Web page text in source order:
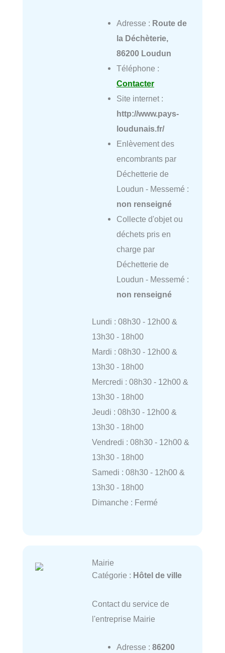
Adresse : Route de
la Déchèterie,
86200 Loudun
Téléphone :
Contacter
Site internet :
http://www.pays-
loudunais.fr/
Enlèvement des
encombrants par
Déchetterie de
Loudun - Messemé :
non renseigné
Collecte d'objet ou
déchets pris en
charge par
Déchetterie de
Loudun - Messemé :
non renseigné
Lundi : 08h30 - 12h00 &
13h30 - 18h00
Mardi : 08h30 - 12h00 &
13h30 - 18h00
Mercredi : 08h30 - 12h00 &
13h30 - 18h00
Jeudi : 08h30 - 12h00 &
13h30 - 18h00
Vendredi : 08h30 - 12h00 &
13h30 - 18h00
Samedi : 08h30 - 12h00 &
13h30 - 18h00
Dimanche : Fermé
Mairie
Catégorie : Hôtel de ville
Contact du service de
l'entreprise Mairie
Adresse : 86200